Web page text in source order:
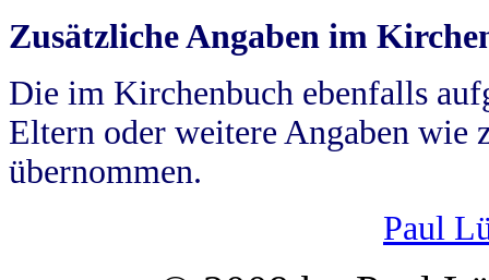
Zusätzliche Angaben im
Die im Kirchenbuch ebenfalls
Eltern oder weitere Angaben wie
übernommen.
Paul